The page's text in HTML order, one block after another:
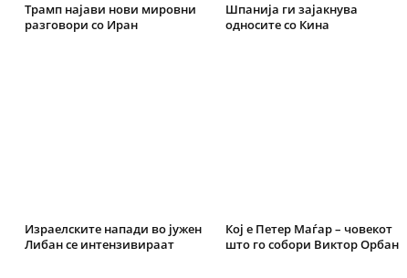
Трамп најави нови мировни
разговори со Иран
Шпанија ги зајакнува
односите со Кина
Израелските напади во јужен
Либан се интензивираат
Кој е Петер Маѓар – човекот
што го собори Виктор Орбан